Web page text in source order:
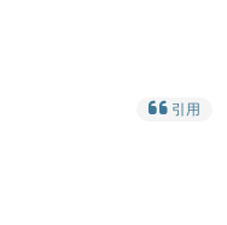
引用